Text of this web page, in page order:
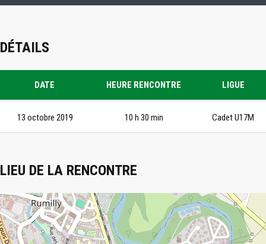
DÉTAILS
DATE HEURE RENCONTRE LIGUE
13 octobre 2019 10 h 30 min Cadet U17M
LIEU DE LA RENCONTRE